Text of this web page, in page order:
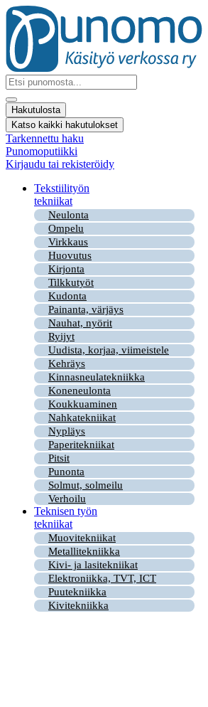
Mene
sisältöön
Search
...
Hakutulosta
Katso kaikki hakutulokset
Tarkennettu haku
Punomoputiikki
Kirjaudu tai rekisteröidy
Tekstiilityön
tekniikat
Neulonta
Ompelu
Virkkaus
Huovutus
Kirjonta
Tilkkutyöt
Kudonta
Painanta, värjäys
Nauhat, nyörit
Ryijyt
Uudista, korjaa, viimeistele
Kehräys
Kinnasneulatekniikka
Koneneulonta
Koukkuaminen
Nahkatekniikat
Nypläys
Paperitekniikat
Pitsit
Punonta
Solmut, solmeilu
Verhoilu
Teknisen työn
tekniikat
Muovitekniikat
Metallitekniikka
Kivi- ja lasitekniikat
Elektroniikka, TVT, ICT
Puutekniikka
Kivitekniikka